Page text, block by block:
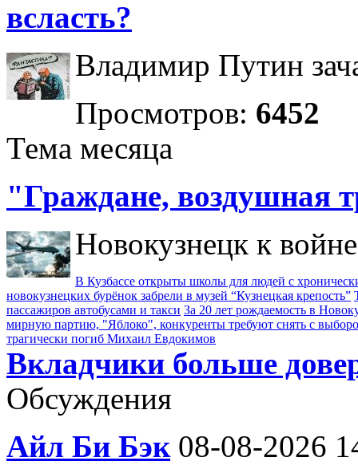
всласть?
Владимир Путин
Просмотров: 6452
Тема месяца
"Граждане, воздушная
Новокузнецк к
В Кузбассе открыты школы для людей с
новокузнецких бурёнок забрели в музей “Кузнецкая крепость”
пассажиров автобусами и такси За 20 лет рождаемость в
мирную партию, "Яблоко", конкуренты требуют снять с
трагически погиб Михаил Евдокимов
Вкладчики больше
Обсуждения
Айл Би Бэк08-08-2026